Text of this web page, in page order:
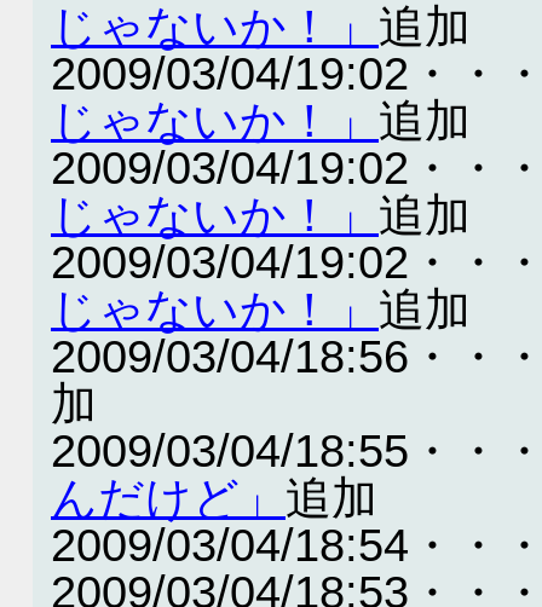
じゃないか！」 追加
2009/03/04/19:02・・
じゃないか！」 追加
2009/03/04/19:02・・
じゃないか！」 追加
2009/03/04/19:02・・
じゃないか！」 追加
2009/03/04/18:56・・
加
2009/03/04/18:55・・
んだけど」 追加
2009/03/04/18:54・・
2009/03/04/18:53・・